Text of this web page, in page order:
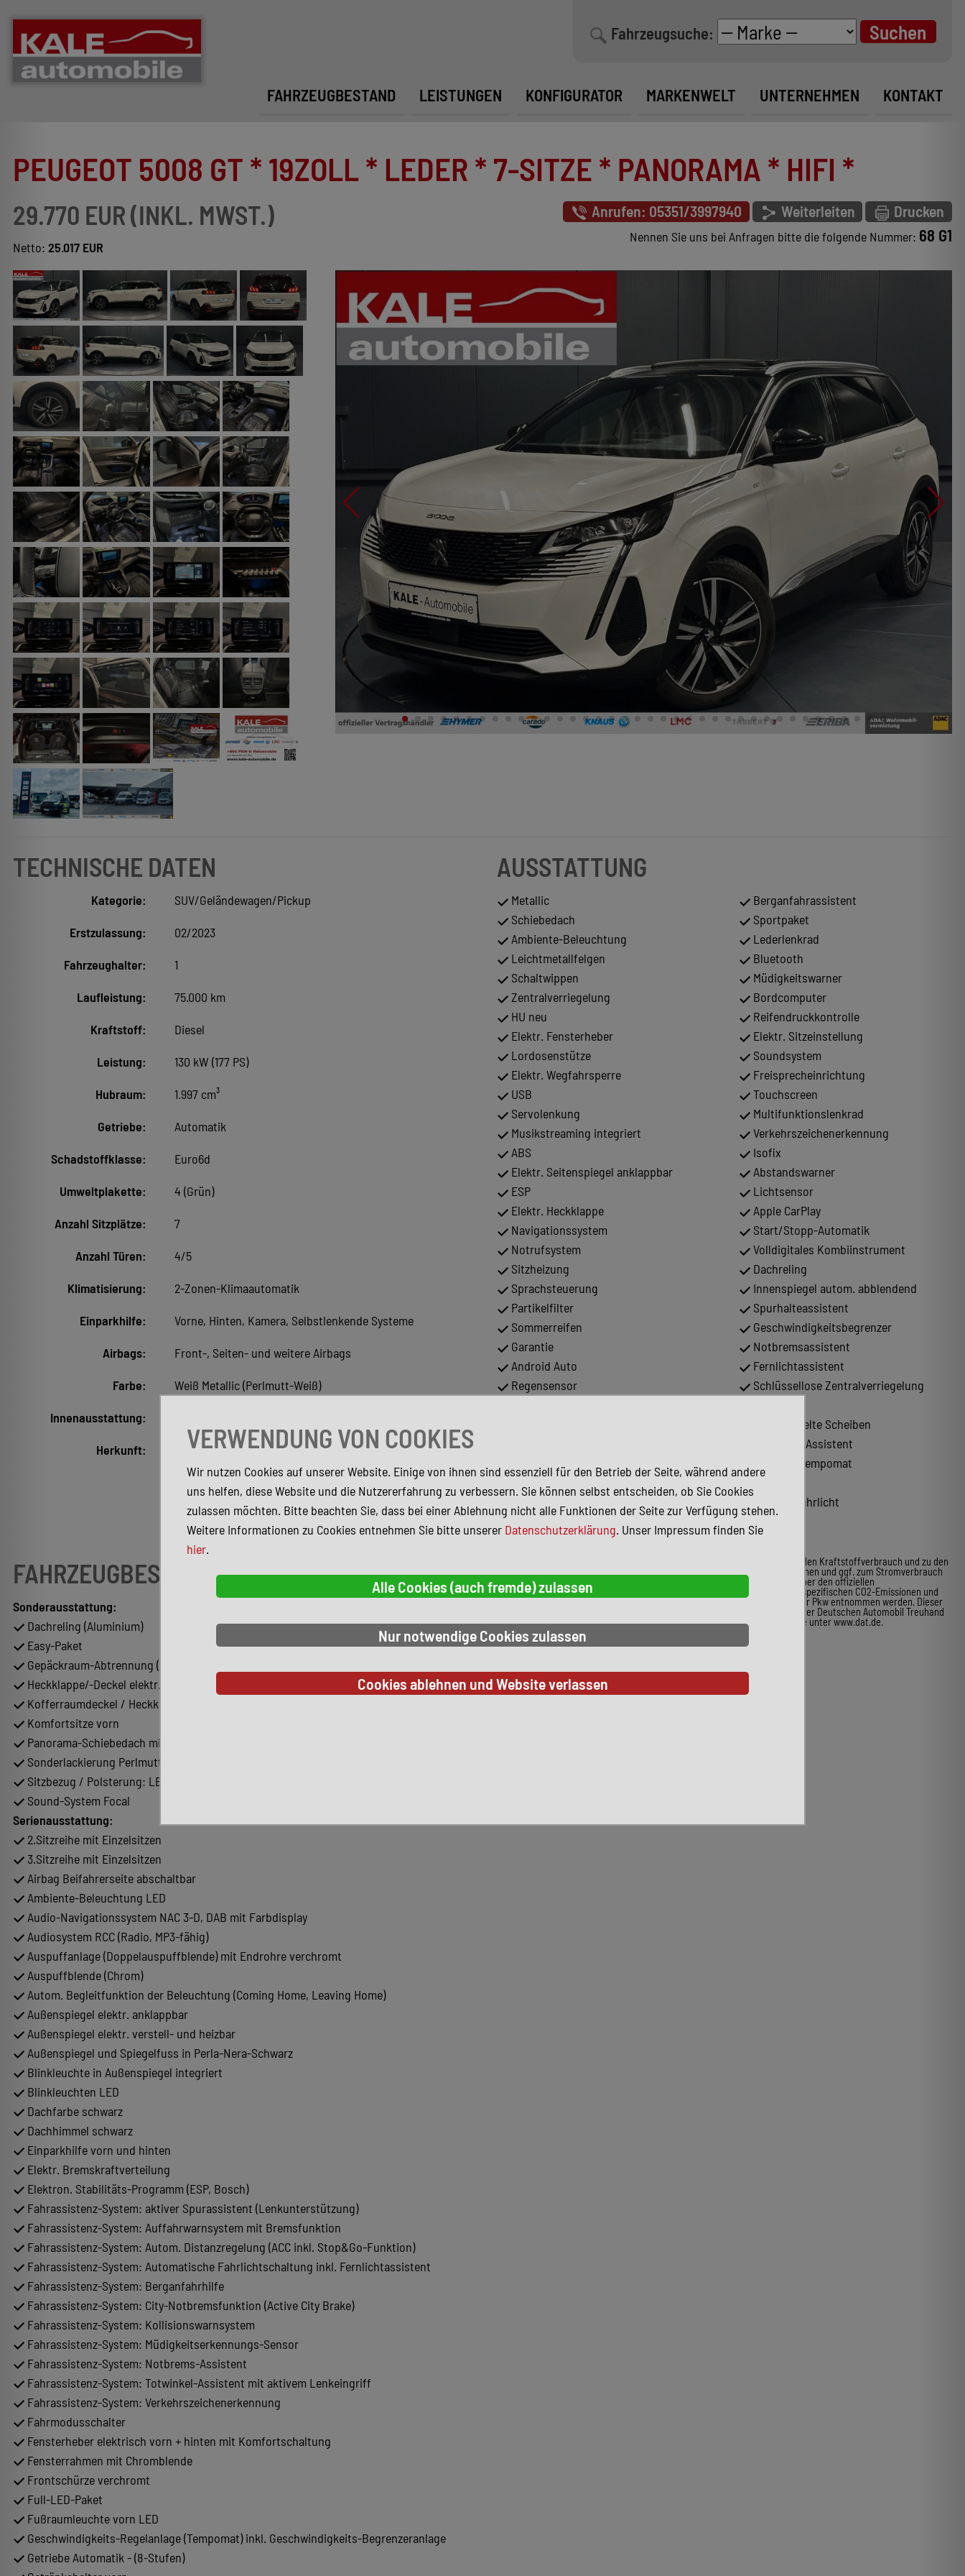
Fahrzeugsuche:
FAHRZEUGBESTAND LEISTUNGEN KONFIGURATOR MARKENWELT UNTERNEHMEN KONTAKT
PEUGEOT 5008 GT * 19ZOLL * LEDER * 7-SITZE * PANORAMA * HIFI *
29.770 EUR (INKL. MWST.)
Netto: 25.017 EUR
Anrufen: 05351/3997940 Weiterleiten Drucken
Nennen Sie uns bei Anfragen bitte die folgende Nummer: 68 G1
TECHNISCHE DATEN
Kategorie: SUV/Geländewagen/Pickup
Erstzulassung: 02/2023
Fahrzeughalter: 1
Laufleistung: 75.000 km
Kraftstoff: Diesel
Leistung: 130 kW (177 PS)
Hubraum: 1.997 cm³
Getriebe: Automatik
Schadstoffklasse: Euro6d
Umweltplakette: 4 (Grün)
Anzahl Sitzplätze: 7
Anzahl Türen: 4/5
Klimatisierung: 2-Zonen-Klimaautomatik
Einparkhilfe: Vorne, Hinten, Kamera, Selbstlenkende Systeme
Airbags: Front-, Seiten- und weitere Airbags
Farbe: Weiß Metallic (Perlmutt-Weiß)
Innenausstattung:
Herkunft: Deutsche Ausführung
AUSSTATTUNG
Metallic
Schiebedach
Ambiente-Beleuchtung
Leichtmetallfelgen
Schaltwippen
Zentralverriegelung
HU neu
Elektr. Fensterheber
Lordosenstütze
Elektr. Wegfahrsperre
USB
Servolenkung
Musikstreaming integriert
ABS
Elektr. Seitenspiegel anklappbar
ESP
Elektr. Heckklappe
Navigationssystem
Notrufsystem
Sitzheizung
Sprachsteuerung
Partikelfilter
Sommerreifen
Garantie
Android Auto
Regensensor
Berganfahrassistent
Sportpaket
Lederlenkrad
Bluetooth
Müdigkeitswarner
Bordcomputer
Reifendruckkontrolle
Elektr. Sitzeinstellung
Soundsystem
Freisprecheinrichtung
Touchscreen
Multifunktionslenkrad
Verkehrszeichenerkennung
Isofix
Abstandswarner
Lichtsensor
Apple CarPlay
Start/Stopp-Automatik
Volldigitales Kombiinstrument
Dachreling
Innenspiegel autom. abblendend
Spurhalteassistent
Geschwindigkeitsbegrenzer
Notbremsassistent
Fernlichtassistent
Schlüssellose Zentralverriegelung
Abgedunkelte Scheiben
Totwinkel-Assistent
Abstandstempomat
LED-Tagfahrlicht
FAHRZEUGBESCHREIBUNG
Sonderausstattung:
Dachreling (Aluminium)
Easy-Paket
Gepäckraum-Abtrennung (Netz)
Heckklappe/-Deckel elektr. betätigt (öffnen + schliessen)
Kofferraumdeckel / Heckklappe elektr. betätigt (öffnen + schliessen, sensorgesteuert)
Komfortsitze vorn
Panorama-Schiebedach mit Intervallschaltung und Einklemmschutz
Sonderlackierung Perlmutt-Weiß
Sitzbezug / Polsterung: LEDER Club (schwarz)
Sound-System Focal
Serienausstattung:
2.Sitzreihe mit Einzelsitzen
3.Sitzreihe mit Einzelsitzen
Airbag Beifahrerseite abschaltbar
Ambiente-Beleuchtung LED
Audio-Navigationssystem NAC 3-D, DAB mit Farbdisplay
Audiosystem RCC (Radio, MP3-fähig)
Auspuffanlage (Doppelauspuffblende) mit Endrohre verchromt
Auspuffblende (Chrom)
Autom. Begleitfunktion der Beleuchtung (Coming Home, Leaving Home)
Außenspiegel elektr. anklappbar
Außenspiegel elektr. verstell- und heizbar
Außenspiegel und Spiegelfuss in Perla-Nera-Schwarz
Blinkleuchte in Außenspiegel integriert
Blinkleuchten LED
Dachfarbe schwarz
Dachhimmel schwarz
Einparkhilfe vorn und hinten
Elektr. Bremskraftverteilung
Elektron. Stabilitäts-Programm (ESP, Bosch)
Fahrassistenz-System: aktiver Spurassistent (Lenkunterstützung)
Fahrassistenz-System: Auffahrwarnsystem mit Bremsfunktion
Fahrassistenz-System: Autom. Distanzregelung (ACC inkl. Stop&Go-Funktion)
Fahrassistenz-System: Automatische Fahrlichtschaltung inkl. Fernlichtassistent
Fahrassistenz-System: Berganfahrhilfe
Fahrassistenz-System: City-Notbremsfunktion (Active City Brake)
Fahrassistenz-System: Kollisionswarnsystem
Fahrassistenz-System: Müdigkeitserkennungs-Sensor
Fahrassistenz-System: Notbrems-Assistent
Fahrassistenz-System: Totwinkel-Assistent mit aktivem Lenkeingriff
Fahrassistenz-System: Verkehrszeichenerkennung
Fahrmodusschalter
Fensterheber elektrisch vorn + hinten mit Komfortschaltung
Fensterrahmen mit Chromblende
Frontschürze verchromt
Full-LED-Paket
Fußraumleuchte vorn LED
Geschwindigkeits-Regelanlage (Tempomat) inkl. Geschwindigkeits-Begrenzeranlage
Getriebe Automatik - (8-Stufen)
* Weitere Informationen zum offiziellen Kraftstoffverbrauch und zu den
offiziellen spezifischen CO2-Emissionen und ggf. zum Stromverbrauch
neuer Pkw können dem Leitfaden über den offiziellen
Kraftstoffverbrauch, die offiziellen spezifischen CO2-Emissionen und
den offiziellen Stromverbrauch neuer Pkw entnommen werden. Dieser
ist an allen Verkaufsstellen und bei der Deutschen Automobil Treuhand
GmbH unentgeltlich erhältlich, sowie unter www.dat.de.
VERWENDUNG VON COOKIES
Wir nutzen Cookies auf unserer Website. Einige von ihnen sind essenziell für den Betrieb der Seite, während andere
uns helfen, diese Website und die Nutzererfahrung zu verbessern. Sie können selbst entscheiden, ob Sie Cookies
zulassen möchten. Bitte beachten Sie, dass bei einer Ablehnung nicht alle Funktionen der Seite zur Verfügung stehen.
Weitere Informationen zu Cookies entnehmen Sie bitte unserer Datenschutzerklärung. Unser Impressum finden Sie
hier.